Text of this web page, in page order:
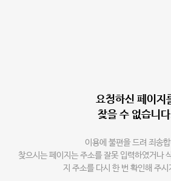
요청하신 페이지
찾을 수 없습니
이용에 불편을 드려 죄송
찾으시는 페이지는 주소를 잘못 입력하였거나
지 주소를 다시 한 번 확인해 주시